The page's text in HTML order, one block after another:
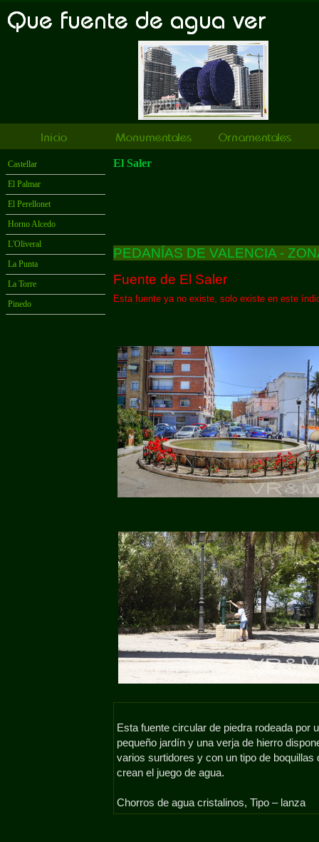
Castellar
El Palmar
El Perellonet
Horno Alcedo
L'Oliveral
La Punta
La Torre
Pinedo
El Saler
PEDANÍAS DE VALENCIA -
Fuente de El Saler
Esta fuente ya no existe, solo existe en este
Esta fuente circular de piedra rodeada por
pequeño jardín y una verja de hierro
varios surtidores y con un tipo de boquillas
crean el juego de agua.
Chorros de agua cristalinos, Tipo – lanza